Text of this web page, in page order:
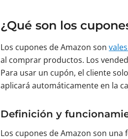
¿Qué son los
Los cupones de Amazon son
al comprar productos. Los
Para usar un cupón, el cliente
aplicará automáticamente en la
Definición y
Los cupones de Amazon son una